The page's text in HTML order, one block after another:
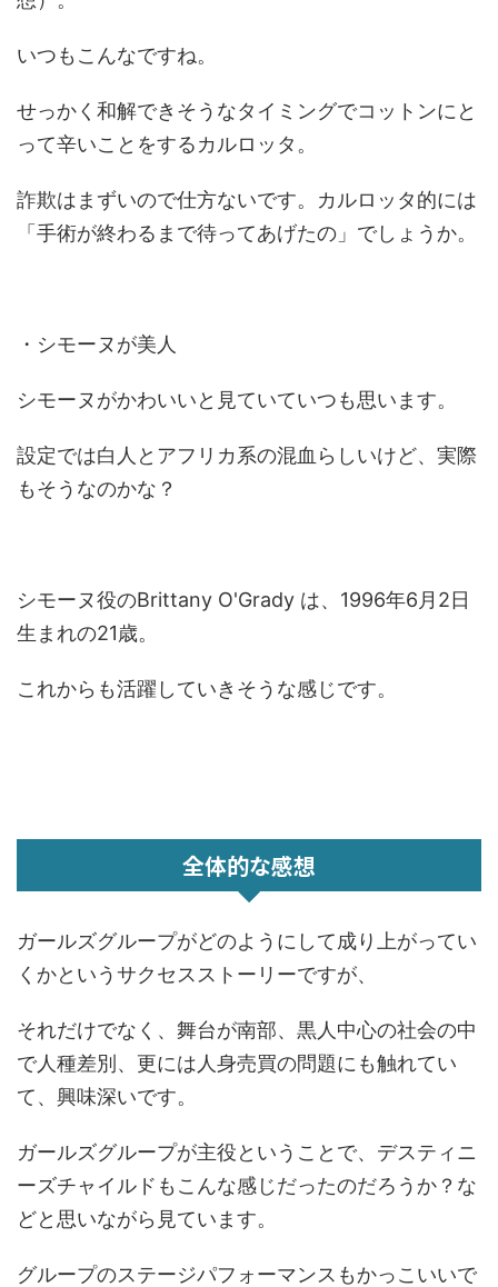
いつもこんなですね。
せっかく和解できそうなタイミングでコットンにと
って辛いことをするカルロッタ。
詐欺はまずいので仕方ないです。カルロッタ的には
「手術が終わるまで待ってあげたの」でしょうか。
・シモーヌが美人
シモーヌがかわいいと見ていていつも思います。
設定では白人とアフリカ系の混血らしいけど、実際
もそうなのかな？
シモーヌ役のBrittany O'Grady は、1996年6月2日
生まれの21歳。
これからも活躍していきそうな感じです。
全体的な感想
ガールズグループがどのようにして成り上がってい
くかというサクセスストーリーですが、
それだけでなく、舞台が南部、黒人中心の社会の中
で人種差別、更には人身売買の問題にも触れてい
て、興味深いです。
ガールズグループが主役ということで、デスティニ
ーズチャイルドもこんな感じだったのだろうか？な
どと思いながら見ています。
グループのステージパフォーマンスもかっこいいで